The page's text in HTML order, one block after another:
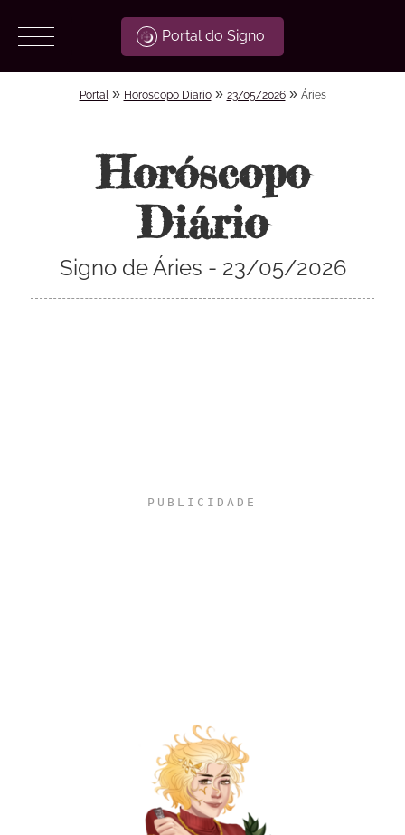
Portal do Signo
Portal » Horoscopo Diario» 23/05/2026» Áries
Horóscopo
Diário
Signo de Áries - 23/05/2026